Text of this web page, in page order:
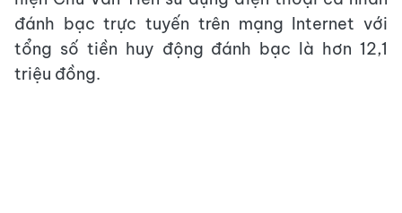
đánh bạc trực tuyến trên mạng Internet với
tổng số tiền huy động đánh bạc là hơn 12,1
triệu đồng.